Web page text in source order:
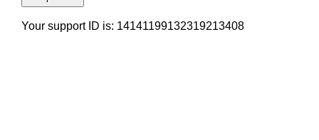
Your support ID is: 14141199132319213408